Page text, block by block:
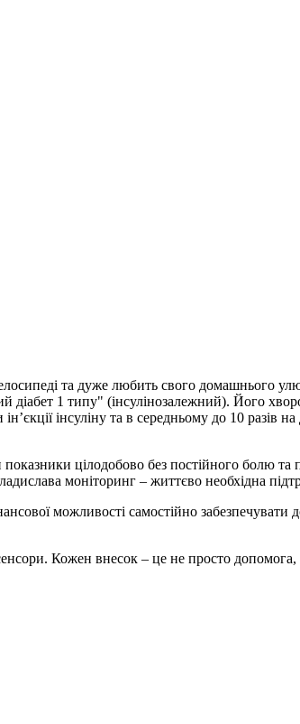
та дуже любить свого домашнього
діабет 1 типу" (інсулінозалежний). Його
інсуліну та в середньому до 10 разів
цілодобово без постійного болю
моніторинг – життєво необхідна
можливості самостійно забезпечувати
Кожен внесок – це не просто